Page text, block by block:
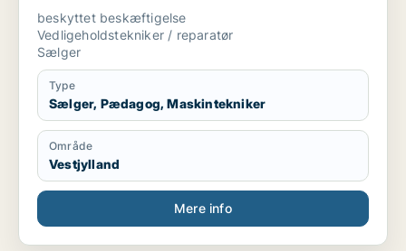
beskyttet beskæftigelse
Vedligeholdstekniker / reparatør
Sælger
Type
Sælger, Pædagog, Maskintekniker
Område
Vestjylland
Mere info